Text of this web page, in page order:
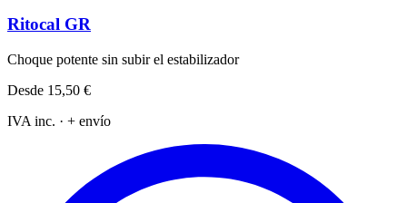
Ritocal GR
Choque potente sin subir el estabilizador
Desde 15,50 €
IVA inc. · + envío